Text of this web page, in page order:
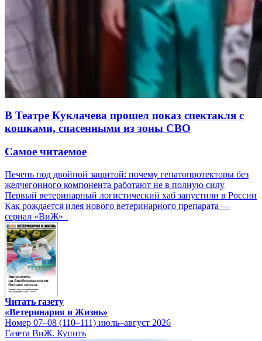
В Театре Куклачева прошел показ спектакля с
кошками, спасенными из зоны СВО
Самое читаемое
Печень под двойной защитой: почему гепатопротекторы без
желчегонного компонента работают не в полную силу
Первый ветеринарный логистический хаб запустили в России
Как рождается идея нового ветеринарного препарата —
сериал «ВиЖ»
Читать газету
«Ветеринария и Жизнь»
Номер 07–08 (110–111) июль–август 2026
Газета ВиЖ. Купить